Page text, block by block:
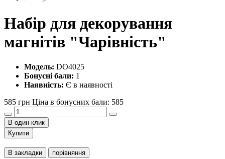
Набір для декорування
магнітів "Чарівність"
Модель: DO4025
Бонусні бали: 1
Наявність: Є в наявності
585 грн Ціна в бонусних бали: 585
В один клик
Купити
В закладки порівняння